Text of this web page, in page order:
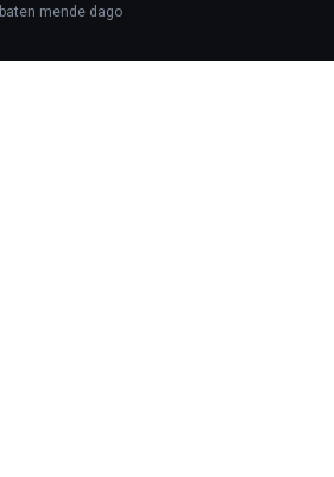
baten mende dago